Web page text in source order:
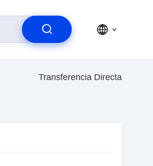
Transferencia Directa